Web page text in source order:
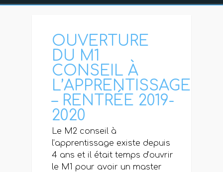
OUVERTURE
DU M1
CONSEIL À
L’APPRENTISSAGE
– RENTRÉE 2019-
2020
Le M2 conseil à
l’apprentissage existe depuis
4 ans et il était temps d’ouvrir
le M1 pour avoir un master